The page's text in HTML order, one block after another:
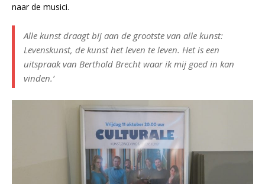
naar de musici.
Alle kunst draagt bij aan de grootste van alle kunst:
Levenskunst, de kunst het leven te leven. Het is een
uitspraak van Berthold Brecht waar ik mij goed in kan
vinden.’